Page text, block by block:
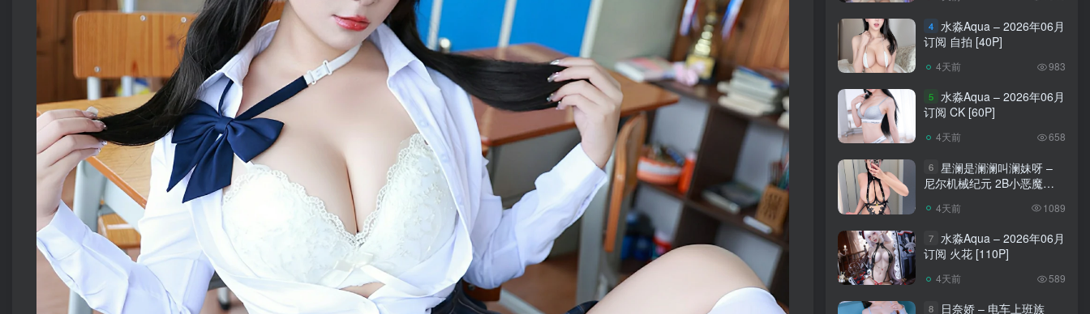
4 水淼Aqua – 2026年06月
订阅 自拍 [40P]
4天前 983
5 水淼Aqua – 2026年06月
订阅 CK [60P]
4天前 658
6 星澜是澜澜叫澜妹呀 –
尼尔机械纪元 2B小恶魔
4天前 1089
7 水淼Aqua – 2026年06月
订阅 火花 [110P]
4天前 589
8
日奈娇 – 电车上班族